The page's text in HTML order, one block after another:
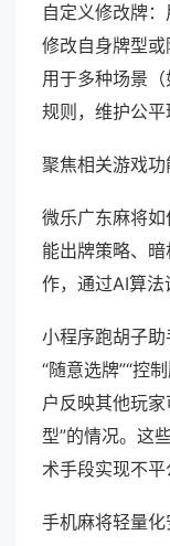
自定义修改牌
修改自身牌型
用于多种场景
规则，维护公平
聚焦相关游戏功
微乐广东麻将
能出牌策略、
作，通过AI算法
小程序跑胡子
“随意选牌”“控
户反映其他玩家
型”的情况。这
术手段实现不平
手机麻将轻量化